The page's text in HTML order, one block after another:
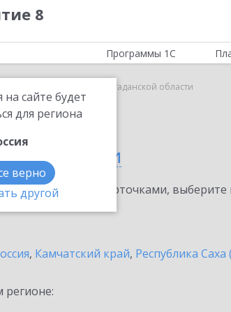
8
сайте будет
для региона
верно
другой
Программы 1С
1С-ЭДО в Магаданской области
ЭДО
области
карточками, выберите
, Камчатский край, Республика Саха